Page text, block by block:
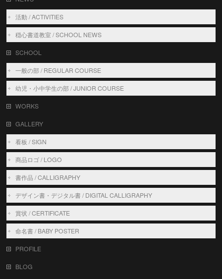
活動 / ACTIVITIES
穏心書道教室 / SCHOOL NEWS
SCHOOL
一般の部 / REGULAR COURSE
幼児・小中学生の部 / JUNIOR COURSE
WORKS
GALLERY
看板 / SIGN
商品ロゴ / LOGO
書作品 / CALLIGRAPHY
デザイン書・デジタル書 / DIGITAL CALLIGRAPHY
賞状 / CERTIFICATE
命名書 / BABY POSTER
PROFILE
BLOG